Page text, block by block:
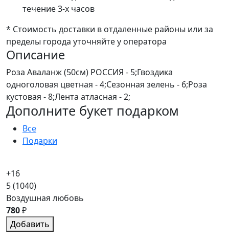
течение 3-х часов
* Стоимость доставки в отдаленные районы или за
пределы города уточняйте у оператора
Описание
Роза Аваланж (50см) РОССИЯ - 5;Гвоздика
одноголовая цветная - 4;Сезонная зелень - 6;Роза
кустовая - 8;Лента атласная - 2;
Дополните букет подарком
Все
Подарки
+16
5(1040)
Воздушная любовь
780₽
Добавить